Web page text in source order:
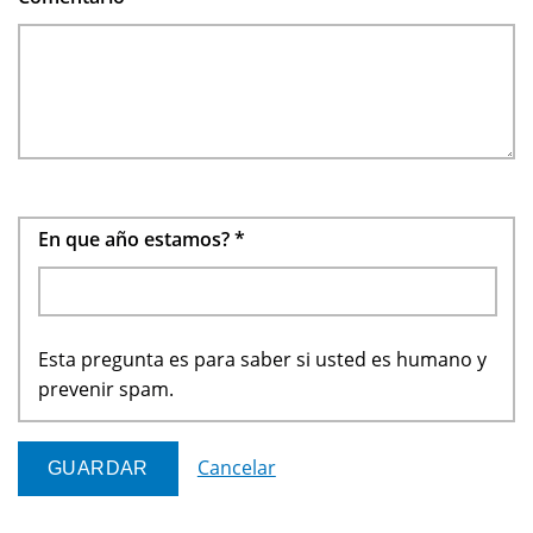
En que año estamos?*
Esta pregunta es para saber si usted es humano y
prevenir spam.
Cancelar